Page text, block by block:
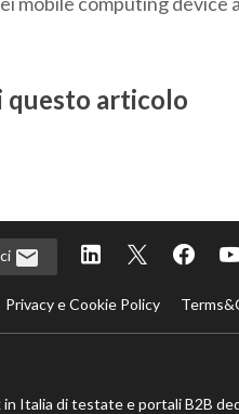
questo articolo
Privacy e Cookie Policy
Italia di testate e portali B2B